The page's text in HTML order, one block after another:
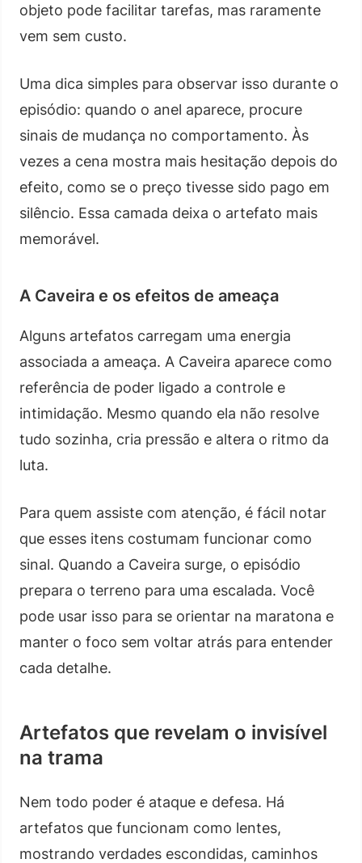
objeto pode facilitar tarefas, mas raramente
vem sem custo.
Uma dica simples para observar isso durante o
episódio: quando o anel aparece, procure
sinais de mudança no comportamento. Às
vezes a cena mostra mais hesitação depois do
efeito, como se o preço tivesse sido pago em
silêncio. Essa camada deixa o artefato mais
memorável.
A Caveira e os efeitos de ameaça
Alguns artefatos carregam uma energia
associada a ameaça. A Caveira aparece como
referência de poder ligado a controle e
intimidação. Mesmo quando ela não resolve
tudo sozinha, cria pressão e altera o ritmo da
luta.
Para quem assiste com atenção, é fácil notar
que esses itens costumam funcionar como
sinal. Quando a Caveira surge, o episódio
prepara o terreno para uma escalada. Você
pode usar isso para se orientar na maratona e
manter o foco sem voltar atrás para entender
cada detalhe.
Artefatos que revelam o invisível
na trama
Nem todo poder é ataque e defesa. Há
artefatos que funcionam como lentes,
mostrando verdades escondidas, caminhos